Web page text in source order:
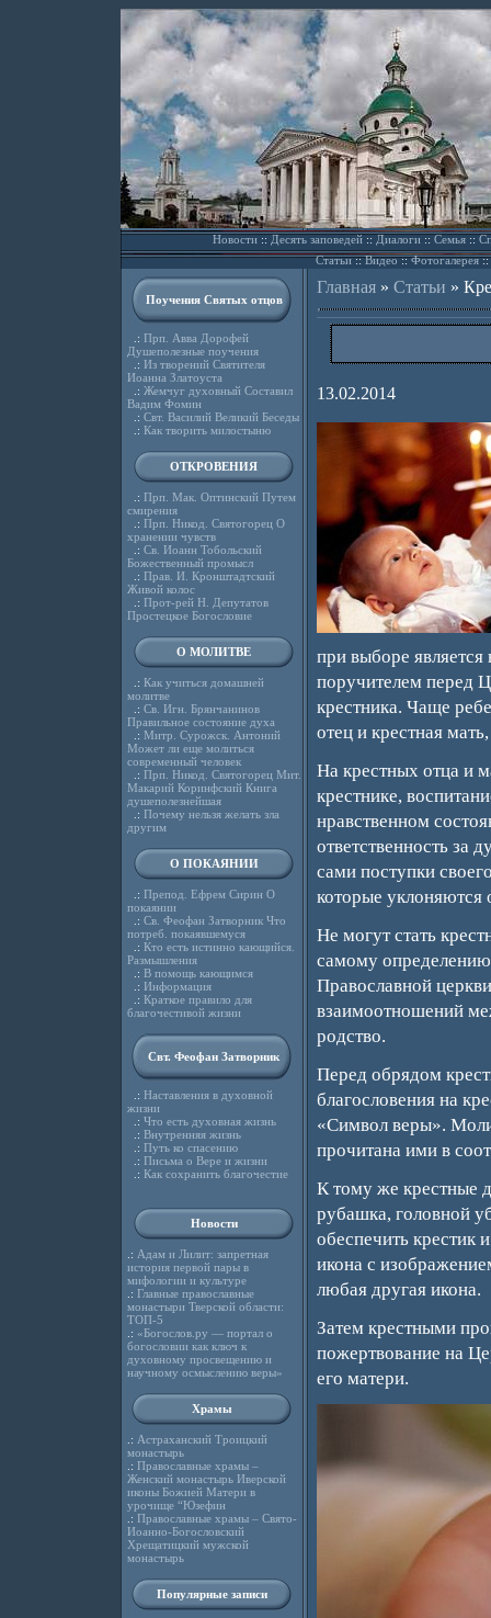
Новости::Десять заповедей::Диалоги::Семья::
Статьи::Видео ::Фотогалерея::
Поучения Святых отцов
.: Прп. Авва Дорофей
Душеполезные поучения
.: Из творений Святителя
Иоанна Златоуста
.: Жемчуг духовный Составил
Вадим Фомин
.: Свт. Василий Великий Беседы
.: Как творить милостыню
ОТКРОВЕНИЯ
.: Прп. Мак. Оптинский Путем
смирения
.: Прп. Никод. Святогорец О
хранении чувств
.: Св. Иоанн Тобольский
Божественный промысл
.: Прав. И. Кронштадтский
Живой колос
.: Прот-рей Н. Депутатов
Простецкое Богословие
О МОЛИТВЕ
.: Как учиться домашней
молитве
.: Св. Игн. Брянчанинов
Правильное состояние духа
.: Митр. Сурожск. Антоний
Может ли еще молиться
современный человек
.: Прп. Никод. Святогорец Мит.
Макарий Коринфский Книга
душеполезнейшая
.: Почему нельзя желать зла
другим
О ПОКАЯНИИ
.: Препод. Ефрем Сирин О
покаянии
.: Св. Феофан Затворник Что
потреб. покаявшемуся
.: Кто есть истинно кающийся.
Размышления
.: В помощь кающимся
.: Информация
.: Краткое правило для
благочестивой жизни
Свт. Феофан Затворник
.: Наставления в духовной
жизни
.: Что есть духовная жизнь
.: Внутренняя жизнь
.: Путь ко спасению
.: Письма о Вере и жизни
.: Как сохранить благочестие
Новости
.: Адам и Лилит: запретная
история первой пары в
мифологии и культуре
.: Главные православные
монастыри Тверской области:
ТОП-5
.: «Богослов.ру — портал о
богословии как ключ к
духовному просвещению и
научному осмыслению веры»
Храмы
.: Астраханский Троицкий
монастырь
.: Православные храмы –
Женский монастырь Иверской
иконы Божией Матери в
урочище “Юзефин
.: Православные храмы – Свято-
Иоанно-Богословский
Хрещатицкий мужской
монастырь
Популярные записи
Главная» Статьи »
13.02.2014
при выборе является
поручителем перед
крестника. Чаще
отец и крестная
На крестных отца и
крестнике,
нравственном
ответственность за
сами поступки
которые уклоняются
Не могут стать
самому
Православной
взаимоотношений
родство.
Перед обрядом
благословения на
«Символ веры».
прочитана ими в
К тому же крестные
рубашка, головной
обеспечить крестик
икона с
любая другая икона.
Затем крестными
пожертвование на
его матери.